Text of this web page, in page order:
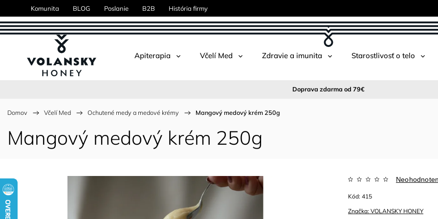
Komunita BLOG Poslanie B2B História firmy
Apiterapia Včelí Med Zdravie a imunita Starostlivosť o telo
Doprava zdarma od 79€
Domov / Včelí Med / Ochutené medy a medové krémy / Mangový medový krém 250g
Mangový medový krém 250g
Značka:VOLANSKY HONEY
Kód: 415